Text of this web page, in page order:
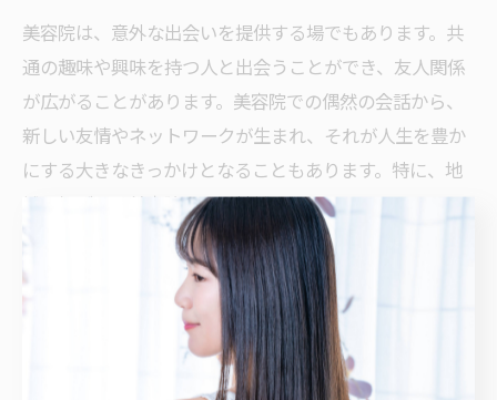
美容院は、意外な出会いを提供する場でもあります。共
通の趣味や興味を持つ人と出会うことができ、友人関係
が広がることがあります。美容院での偶然の会話から、
新しい友情やネットワークが生まれ、それが人生を豊か
にする大きなきっかけとなることもあります。特に、地
域に根ざした美容院では、地域コミュニティの一員とし
てのつながりが深まり、日常生活の中で多くのメリット
を享受できるのです。
美容院での共通体験が生むつ